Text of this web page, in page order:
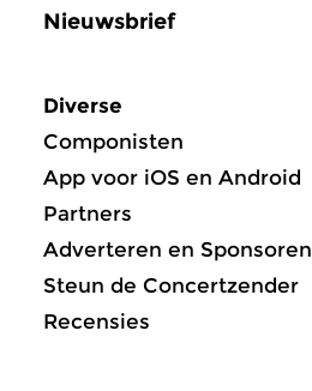
Nieuwsbrief
Diverse
Componisten
App voor iOS en Android
Partners
Adverteren en Sponsoren
Steun de Concertzender
Recensies